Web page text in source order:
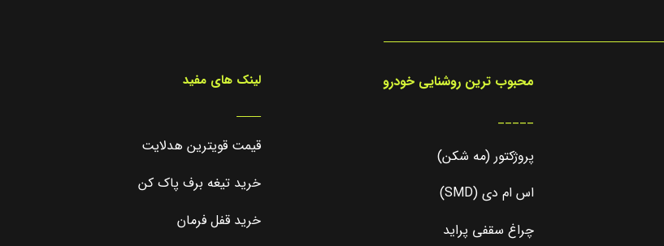
محبوب ترین روشنایی خودرو
_____
پروژکتور (مه شکن)
اس ام دی (SMD)
چراغ سقفی پراید
لینک های مفید
_____
قیمت قویترین هدلایت
خرید تیغه برف پاک کن
خرید قفل فرمان